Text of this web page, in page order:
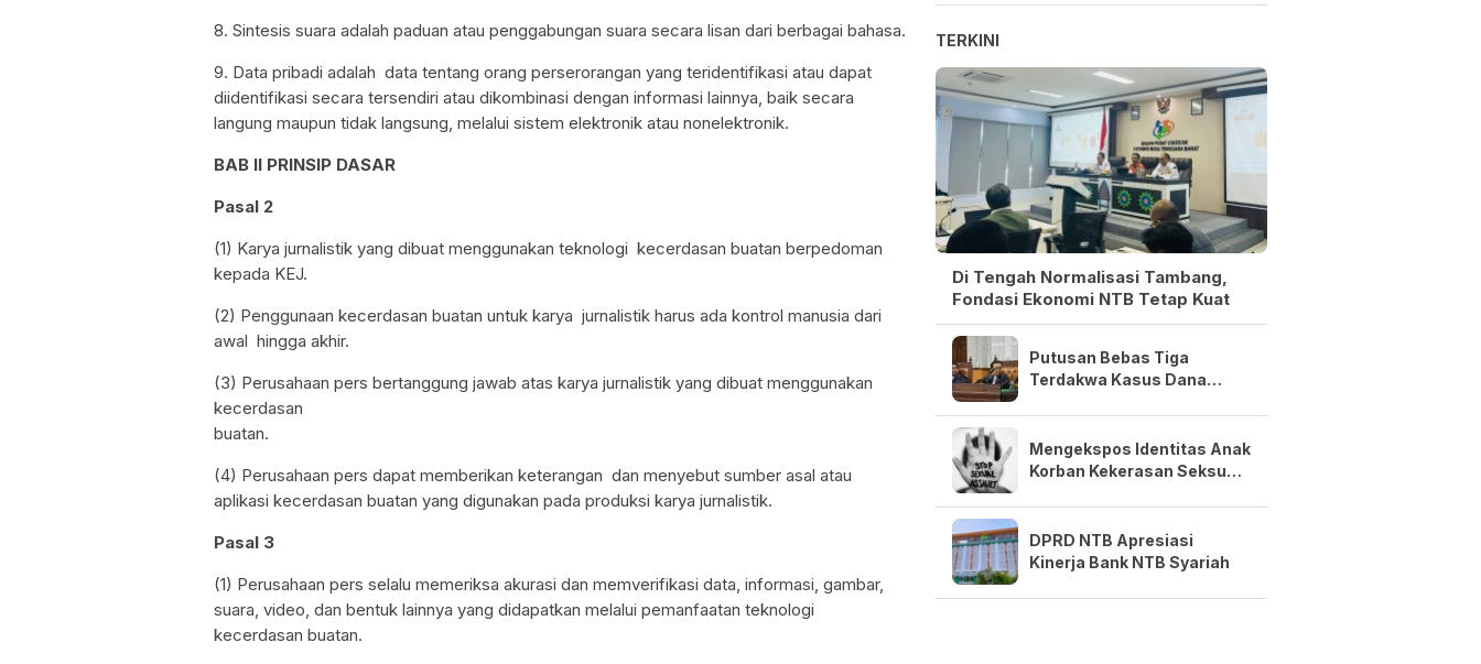
8. Sintesis suara adalah paduan atau penggabungan suara secara lisan dari berbagai bahasa.
9. Data pribadi adalah data tentang orang perserorangan yang teridentifikasi atau dapat
diidentifikasi secara tersendiri atau dikombinasi dengan informasi lainnya, baik secara
langung maupun tidak langsung, melalui sistem elektronik atau nonelektronik.
BAB II PRINSIP DASAR
Pasal 2
(1) Karya jurnalistik yang dibuat menggunakan teknologi kecerdasan buatan berpedoman
kepada KEJ.
(2) Penggunaan kecerdasan buatan untuk karya jurnalistik harus ada kontrol manusia dari
awal hingga akhir.
(3) Perusahaan pers bertanggung jawab atas karya jurnalistik yang dibuat menggunakan
kecerdasan
buatan.
(4) Perusahaan pers dapat memberikan keterangan dan menyebut sumber asal atau
aplikasi kecerdasan buatan yang digunakan pada produksi karya jurnalistik.
Pasal 3
(1) Perusahaan pers selalu memeriksa akurasi dan memverifikasi data, informasi, gambar,
suara, video, dan bentuk lainnya yang didapatkan melalui pemanfaatan teknologi
kecerdasan buatan.
TERKINI
Di Tengah Normalisasi Tambang,
Fondasi Ekonomi NTB Tetap Kuat
Putusan Bebas Tiga
Terdakwa Kasus Dana
Mengekspos Identitas Anak
Korban Kekerasan Seksual
DPRD NTB Apresiasi
Kinerja Bank NTB Syariah